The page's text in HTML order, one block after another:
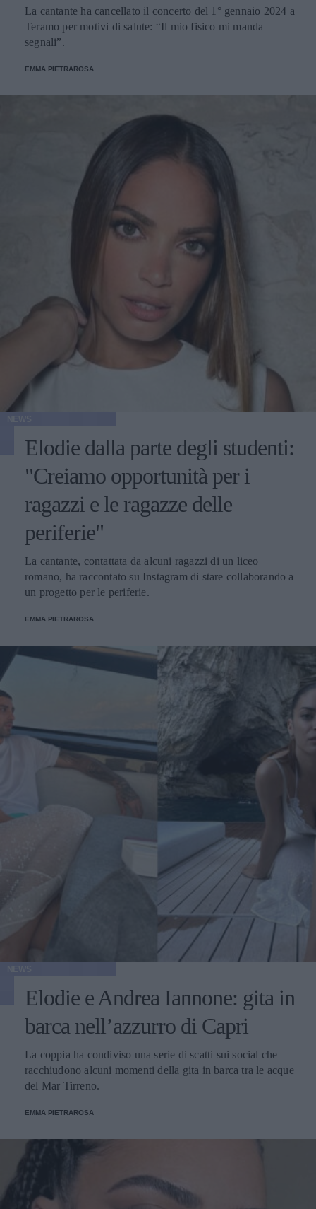
La cantante ha cancellato il concerto del 1° gennaio 2024 a
Teramo per motivi di salute: “Il mio fisico mi manda
segnali”.
EMMA PIETRAROSA
Elodie dalla parte degli studenti:
"Creiamo opportunità per i
ragazzi e le ragazze delle
periferie"
La cantante, contattata da alcuni ragazzi di un liceo
romano, ha raccontato su Instagram di stare collaborando a
un progetto per le periferie.
EMMA PIETRAROSA
Elodie e Andrea Iannone: gita in
barca nell’azzurro di Capri
La coppia ha condiviso una serie di scatti sui social che
racchiudono alcuni momenti della gita in barca tra le acque
del Mar Tirreno.
EMMA PIETRAROSA